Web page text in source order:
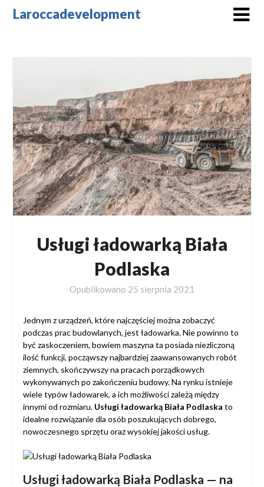
SkipLaroccadevelopment
Usługi ładowarką Biała
Podlaska
Opublikowano 25 sierpnia 2021
Jednym z urządzeń, które najczęściej można zobaczyć
podczas prac budowlanych, jest ładowarka. Nie powinno to
być zaskoczeniem, bowiem maszyna ta posiada niezliczoną
ilość funkcji, począwszy najbardziej zaawansowanych robót
ziemnych, skończywszy na pracach porządkowych
wykonywanych po zakończeniu budowy. Na rynku istnieje
wiele typów ładowarek, a ich możliwości zależą między
innymi od rozmiaru. Usługi ładowarką Biała Podlaska to
idealne rozwiązanie dla osób poszukujących dobrego,
nowoczesnego sprzętu oraz wysokiej jakości usług.
Usługi ładowarką Biała Podlaska — na